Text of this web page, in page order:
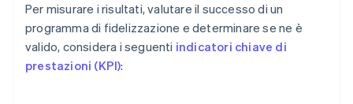
Per misurare i risultati, valutare il successo di un
programma di fidelizzazione e determinare se ne è
valido, considera i seguenti indicatori chiave di
prestazioni (KPI):